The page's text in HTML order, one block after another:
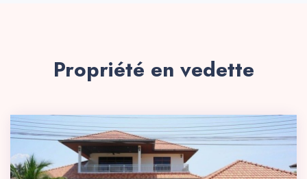
Propriété en vedette